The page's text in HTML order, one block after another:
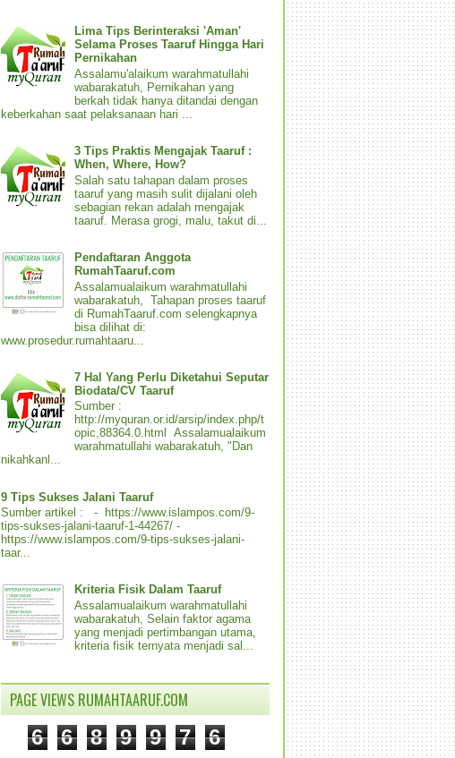
Lima Tips Berinteraksi 'Aman'
Selama Proses Taaruf Hingga Hari
Pernikahan
Assalamu'alaikum warahmatullahi
wabarakatuh, Pernikahan yang
berkah tidak hanya ditandai dengan
keberkahan saat pelaksanaan hari ...
3 Tips Praktis Mengajak Taaruf :
When, Where, How?
Salah satu tahapan dalam proses
taaruf yang masih sulit dijalani oleh
sebagian rekan adalah mengajak
taaruf. Merasa grogi, malu, takut di...
Pendaftaran Anggota
RumahTaaruf.com
Assalamualaikum warahmatullahi
wabarakatuh, Tahapan proses taaruf
di RumahTaaruf.com selengkapnya
bisa dilihat di:
www.prosedur.rumahtaaru...
7 Hal Yang Perlu Diketahui Seputar
Biodata/CV Taaruf
Sumber :
http://myquran.or.id/arsip/index.php/t
opic,88364.0.html Assalamualaikum
warahmatullahi wabarakatuh, "Dan
nikahkanl...
9 Tips Sukses Jalani Taaruf
Sumber artikel : - https://www.islampos.com/9-
tips-sukses-jalani-taaruf-1-44267/ -
https://www.islampos.com/9-tips-sukses-jalani-
taar...
Kriteria Fisik Dalam Taaruf
Assalamualaikum warahmatullahi
wabarakatuh, Selain faktor agama
yang menjadi pertimbangan utama,
kriteria fisik ternyata menjadi sal...
PAGE VIEWS RUMAHTAARUF.COM
6 6 8 9 9 7 6